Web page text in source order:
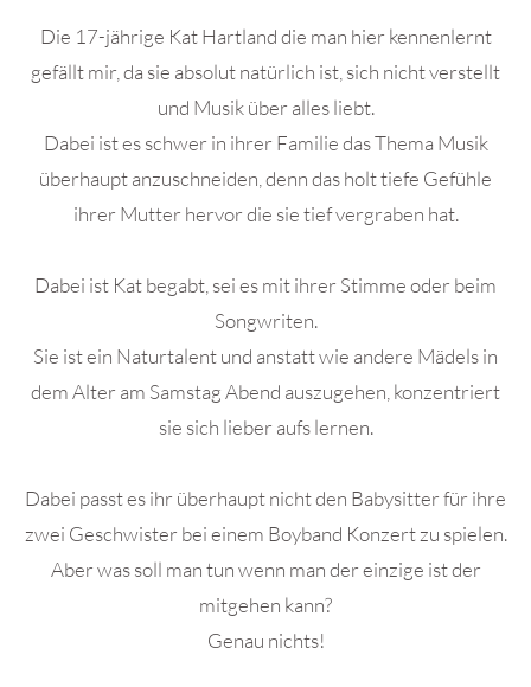
Die 17-jährige Kat Hartland die man hier kennenlernt
gefällt mir, da sie absolut natürlich ist, sich nicht verstellt
und Musik über alles liebt.
Dabei ist es schwer in ihrer Familie das Thema Musik
überhaupt anzuschneiden, denn das holt tiefe Gefühle
ihrer Mutter hervor die sie tief vergraben hat.
Dabei ist Kat begabt, sei es mit ihrer Stimme oder beim
Songwriten.
Sie ist ein Naturtalent und anstatt wie andere Mädels in
dem Alter am Samstag Abend auszugehen, konzentriert
sie sich lieber aufs lernen.
Dabei passt es ihr überhaupt nicht den Babysitter für ihre
zwei Geschwister bei einem Boyband Konzert zu spielen.
Aber was soll man tun wenn man der einzige ist der
mitgehen kann?
Genau nichts!